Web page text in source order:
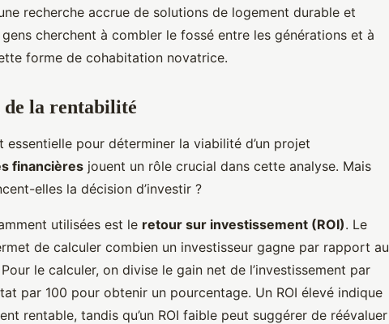
recherche accrue de solutions de logement durable et
cherchent à combler le fossé entre les générations et à
forme de cohabitation novatrice.
de la rentabilité
essentielle pour déterminer la viabilité d’un projet
financières jouent un rôle crucial dans cette analyse. Mais
elles la décision d’investir ?
utilisées est le retour sur investissement (ROI). Le
de calculer combien un investisseur gagne par rapport au
le calculer, on divise le gain net de l’investissement par
par 100 pour obtenir un pourcentage. Un ROI élevé indique
rentable, tandis qu’un ROI faible peut suggérer de réévaluer